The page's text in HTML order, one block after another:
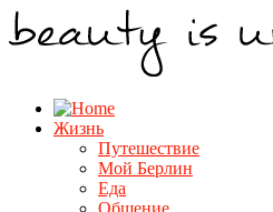
Жизнь
Путешествие
Мой Берлин
Еда
Общение